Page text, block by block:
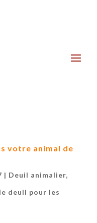
votre animal de
| Deuil animalier,
deuil pour les